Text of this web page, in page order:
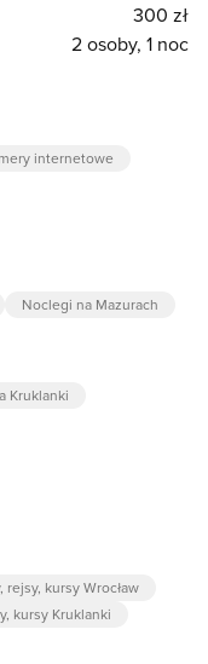
300 zł
2 osoby, 1 noc
internetowe
Noclegi na Mazurach
Kruklanki
rejsy, kursy Wrocław
kursy Kruklanki